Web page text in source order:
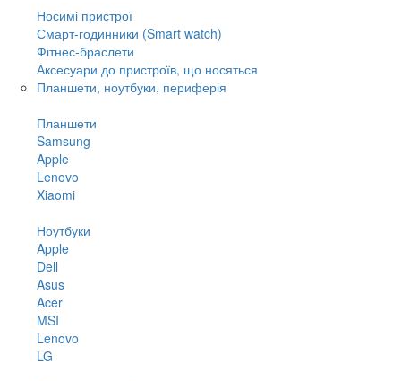
Носимі пристрої
Смарт-годинники (Smart watch)
Фітнес-браслети
Аксесуари до пристроїв, що носяться
Планшети, ноутбуки, периферія
Планшети
Samsung
Apple
Lenovo
Xiaomi
Ноутбуки
Apple
Dell
Asus
Acer
MSI
Lenovo
LG